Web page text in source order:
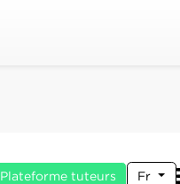
Plateforme tuteurs Fr